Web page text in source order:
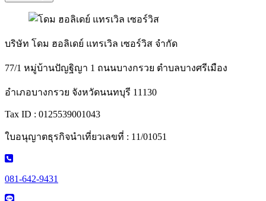
บริษัท โดม ฮอลิเดย์ แทรเวิล เซอร์วิส จำกัด
77/1 หมู่บ้านปัญฐิญา 1 ถนนบางกรวย ตำบลบางศรีเมือง
อำเภอบางกรวย จังหวัดนนทบุรี 11130
Tax ID : 0125539001043
ใบอนุญาตธุรกิจนำเที่ยวเลขที่ : 11/01051
081-642-9431